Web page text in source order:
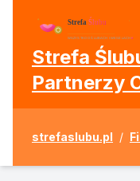
Strefa
Partnerzy
strefaslubu.pl /